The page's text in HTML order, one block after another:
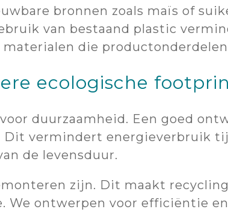
bronnen zoals maïs of
van bestaand plastic
die
ecologische
duurzaamheid. Een goed
vermindert energieverbruik
de levensduur.
zijn. Dit maakt
We ontwerpen voor efficiëntie